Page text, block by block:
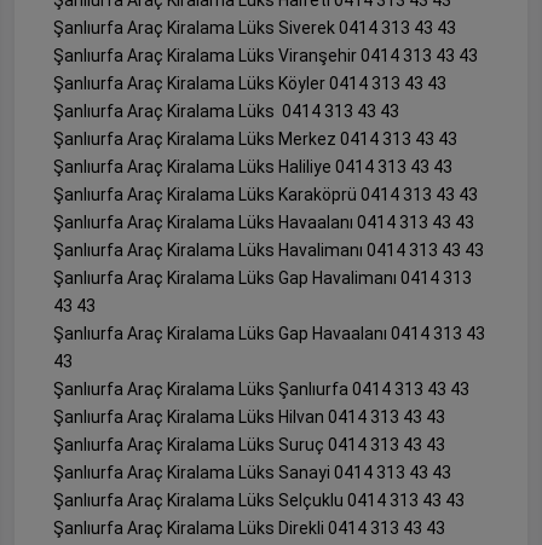
Şanlıurfa Araç Kiralama Lüks Siverek 0414 313 43 43
Şanlıurfa Araç Kiralama Lüks Viranşehir 0414 313 43 43
Şanlıurfa Araç Kiralama Lüks Köyler 0414 313 43 43
Şanlıurfa Araç Kiralama Lüks 0414 313 43 43
Şanlıurfa Araç Kiralama Lüks Merkez 0414 313 43 43
Şanlıurfa Araç Kiralama Lüks Haliliye 0414 313 43 43
Şanlıurfa Araç Kiralama Lüks Karaköprü 0414 313 43 43
Şanlıurfa Araç Kiralama Lüks Havaalanı 0414 313 43 43
Şanlıurfa Araç Kiralama Lüks Havalimanı 0414 313 43 43
Şanlıurfa Araç Kiralama Lüks Gap Havalimanı 0414 313
43 43
Şanlıurfa Araç Kiralama Lüks Gap Havaalanı 0414 313 43
43
Şanlıurfa Araç Kiralama Lüks Şanlıurfa 0414 313 43 43
Şanlıurfa Araç Kiralama Lüks Hilvan 0414 313 43 43
Şanlıurfa Araç Kiralama Lüks Suruç 0414 313 43 43
Şanlıurfa Araç Kiralama Lüks Sanayi 0414 313 43 43
Şanlıurfa Araç Kiralama Lüks Selçuklu 0414 313 43 43
Şanlıurfa Araç Kiralama Lüks Direkli 0414 313 43 43